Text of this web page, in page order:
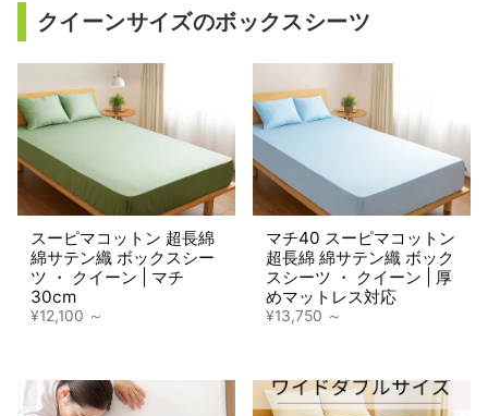
クイーンサイズのボックスシーツ
スーピマコットン 超長綿
綿サテン織 ボックスシー
ツ ・ クイーン | マチ
30cm
¥12,100
マチ40 スーピマコットン
超長綿 綿サテン織 ボック
スシーツ ・ クイーン | 厚
めマットレス対応
¥13,750